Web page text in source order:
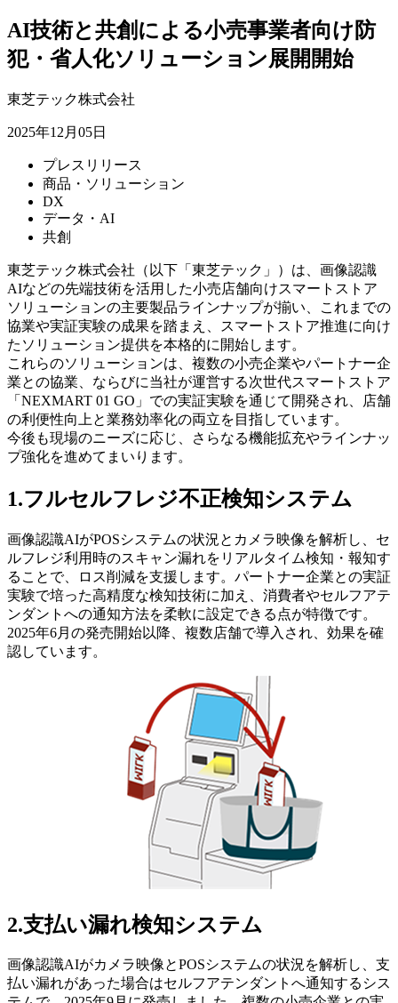
AI技術と共創による小売事業者向け防
犯・省人化ソリューション展開開始
東芝テック株式会社
2025年12月05日
プレスリリース
商品・ソリューション
DX
データ・AI
共創
東芝テック株式会社（以下「東芝テック」）は、画像認識
AIなどの先端技術を活用した小売店舗向けスマートストア
ソリューションの主要製品ラインナップが揃い、これまでの
協業や実証実験の成果を踏まえ、スマートストア推進に向け
たソリューション提供を本格的に開始します。
これらのソリューションは、複数の小売企業やパートナー企
業との協業、ならびに当社が運営する次世代スマートストア
「NEXMART 01 GO」での実証実験を通じて開発され、店舗
の利便性向上と業務効率化の両立を目指しています。
今後も現場のニーズに応じ、さらなる機能拡充やラインナッ
プ強化を進めてまいります。
1.フルセルフレジ不正検知システム
画像認識AIがPOSシステムの状況とカメラ映像を解析し、セ
ルフレジ利用時のスキャン漏れをリアルタイム検知・報知す
ることで、ロス削減を支援します。パートナー企業との実証
実験で培った高精度な検知技術に加え、消費者やセルフアテ
ンダントへの通知方法を柔軟に設定できる点が特徴です。
2025年6月の発売開始以降、複数店舗で導入され、効果を確
認しています。
2.支払い漏れ検知システム
画像認識AIがカメラ映像とPOSシステムの状況を解析し、支
払い漏れがあった場合はセルフアテンダントへ通知するシス